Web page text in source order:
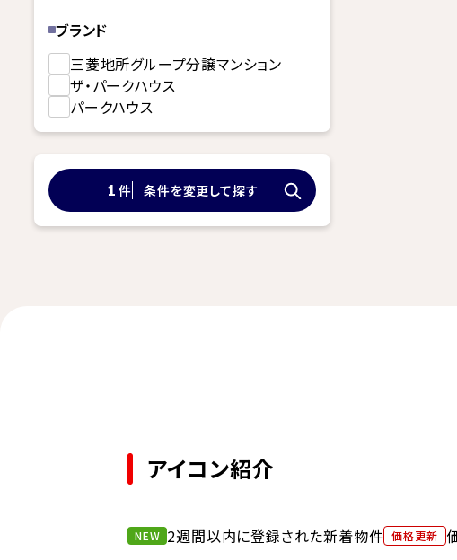
ブランド
三菱地所グループ分譲マンション
ザ・パークハウス
パークハウス
1 件 条件を変更して探す
アイコン紹介
NEW 2週間以内に登録された新着物件 価格更新